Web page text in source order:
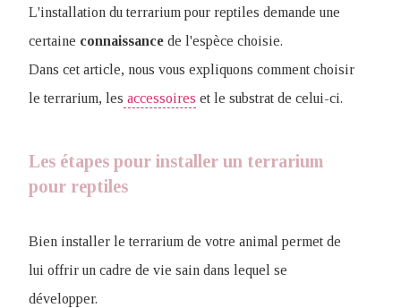
L'installation du terrarium pour reptiles demande une
certaine connaissance de l'espèce choisie.
Dans cet article, nous vous expliquons comment choisir
le terrarium, les accessoires et le substrat de celui-ci.
Les étapes pour installer un terrarium
pour reptiles
Bien installer le terrarium de votre animal permet de
lui offrir un cadre de vie sain dans lequel se
développer.